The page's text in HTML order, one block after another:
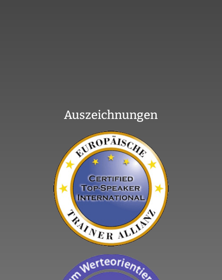
Auszeichnungen